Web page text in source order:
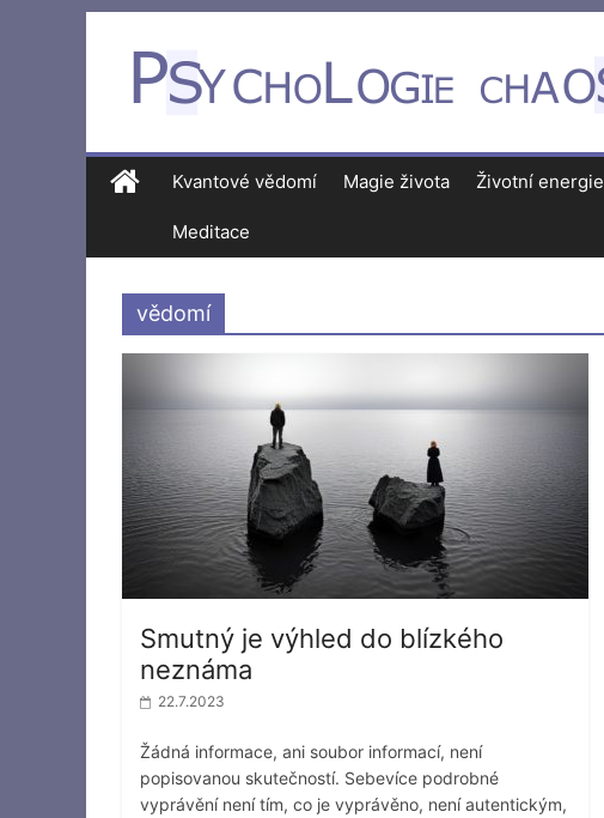
Kvantové vědomí Magie života Životní energie
Meditace
vědomí
Smutný je výhled do blízkého
neznáma
22.7.2023
Žádná informace, ani soubor informací, není
popisovanou skutečností. Sebevíce podrobné
vyprávění není tím, co je vyprávěno, není autentickým,